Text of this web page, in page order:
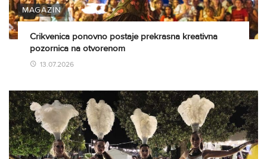
MAGAZIN
Crikvenica ponovno postaje prekrasna kreativna
pozornica na otvorenom
13.07.2026